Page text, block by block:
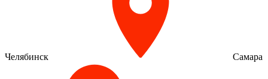
Челябинск Самара